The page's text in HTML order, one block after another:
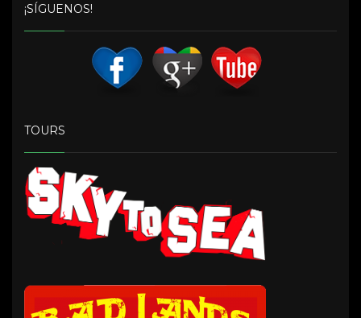
¡SÍGUENOS!
TOURS